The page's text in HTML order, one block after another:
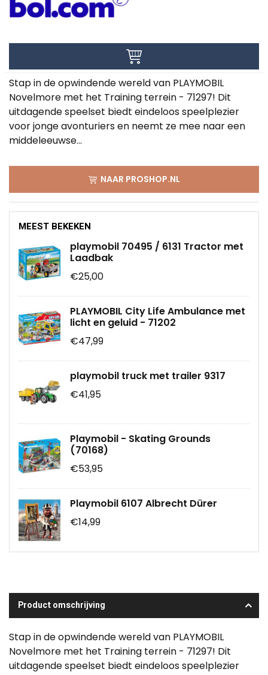
Stap in de opwindende wereld van PLAYMOBIL
Novelmore met het Training terrein - 71297! Dit
uitdagende speelset biedt eindeloos speelplezier
voor jonge avonturiers en neemt ze mee naar een
middeleeuwse...
NAAR PROSHOP.NL
MEEST BEKEKEN
playmobil 70495 / 6131 Tractor met
Laadbak
€25,00
PLAYMOBIL City Life Ambulance met
licht en geluid - 71202
€47,99
playmobil truck met trailer 9317
€41,95
Playmobil - Skating Grounds
(70168)
€53,95
Playmobil 6107 Albrecht Dürer
€14,99
Product omschrijving
Stap in de opwindende wereld van PLAYMOBIL
Novelmore met het Training terrein - 71297! Dit
uitdagende speelset biedt eindeloos speelplezier